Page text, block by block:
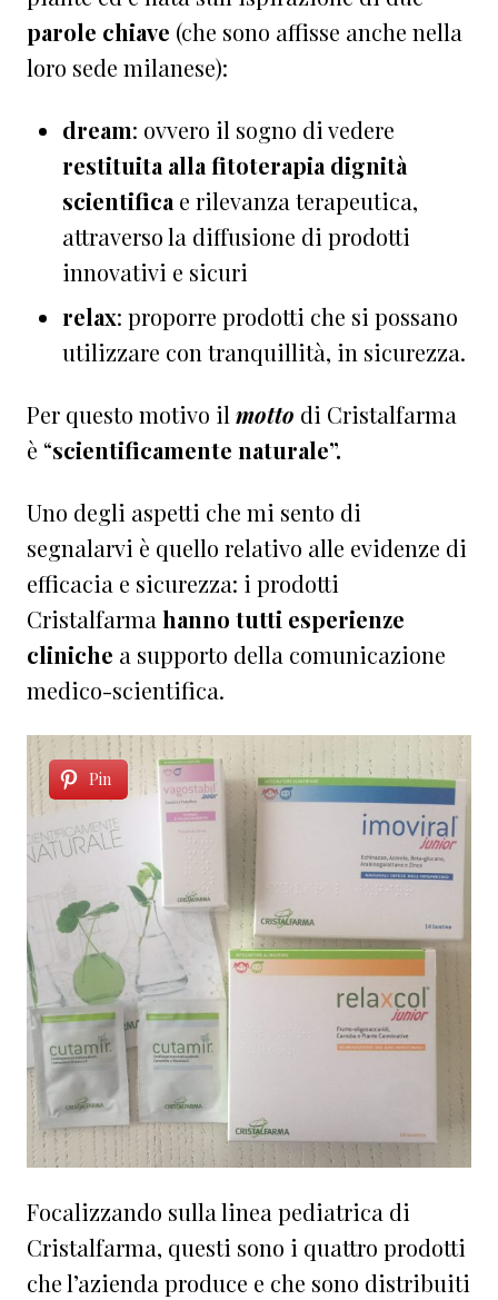
parole chiave (che sono affisse anche nella
loro sede milanese):
dream: ovvero il sogno di vedere
restituita alla fitoterapia dignità
scientifica e rilevanza terapeutica,
attraverso la diffusione di prodotti
innovativi e sicuri
relax: proporre prodotti che si possano
utilizzare con tranquillità, in sicurezza.
Per questo motivo il motto di Cristalfarma
è “scientificamente naturale”.
Uno degli aspetti che mi sento di
segnalarvi è quello relativo alle evidenze di
efficacia e sicurezza: i prodotti
Cristalfarma hanno tutti esperienze
cliniche a supporto della comunicazione
medico-scientifica.
Pin
Focalizzando sulla linea pediatrica di
Cristalfarma, questi sono i quattro prodotti
che l’azienda produce e che sono distribuiti